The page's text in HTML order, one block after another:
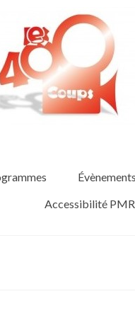
Évènements
Accessibilité PMR